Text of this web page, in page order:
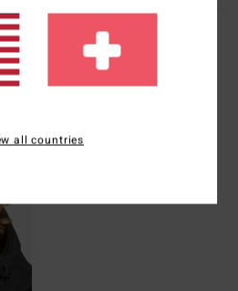
Männer Beige Skull Fit Beanie mit
Bündchen
CHF 29,00
all countries